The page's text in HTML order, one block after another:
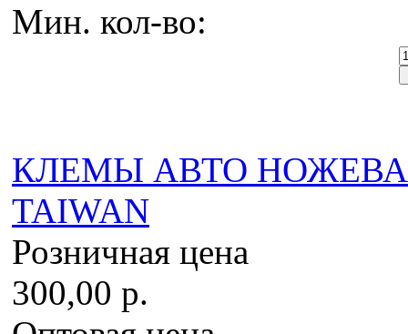
Мин. кол-во:
КЛЕМЫ АВТО НОЖЕВАЯ
TAIWAN
Розничная цена
300,00 р.